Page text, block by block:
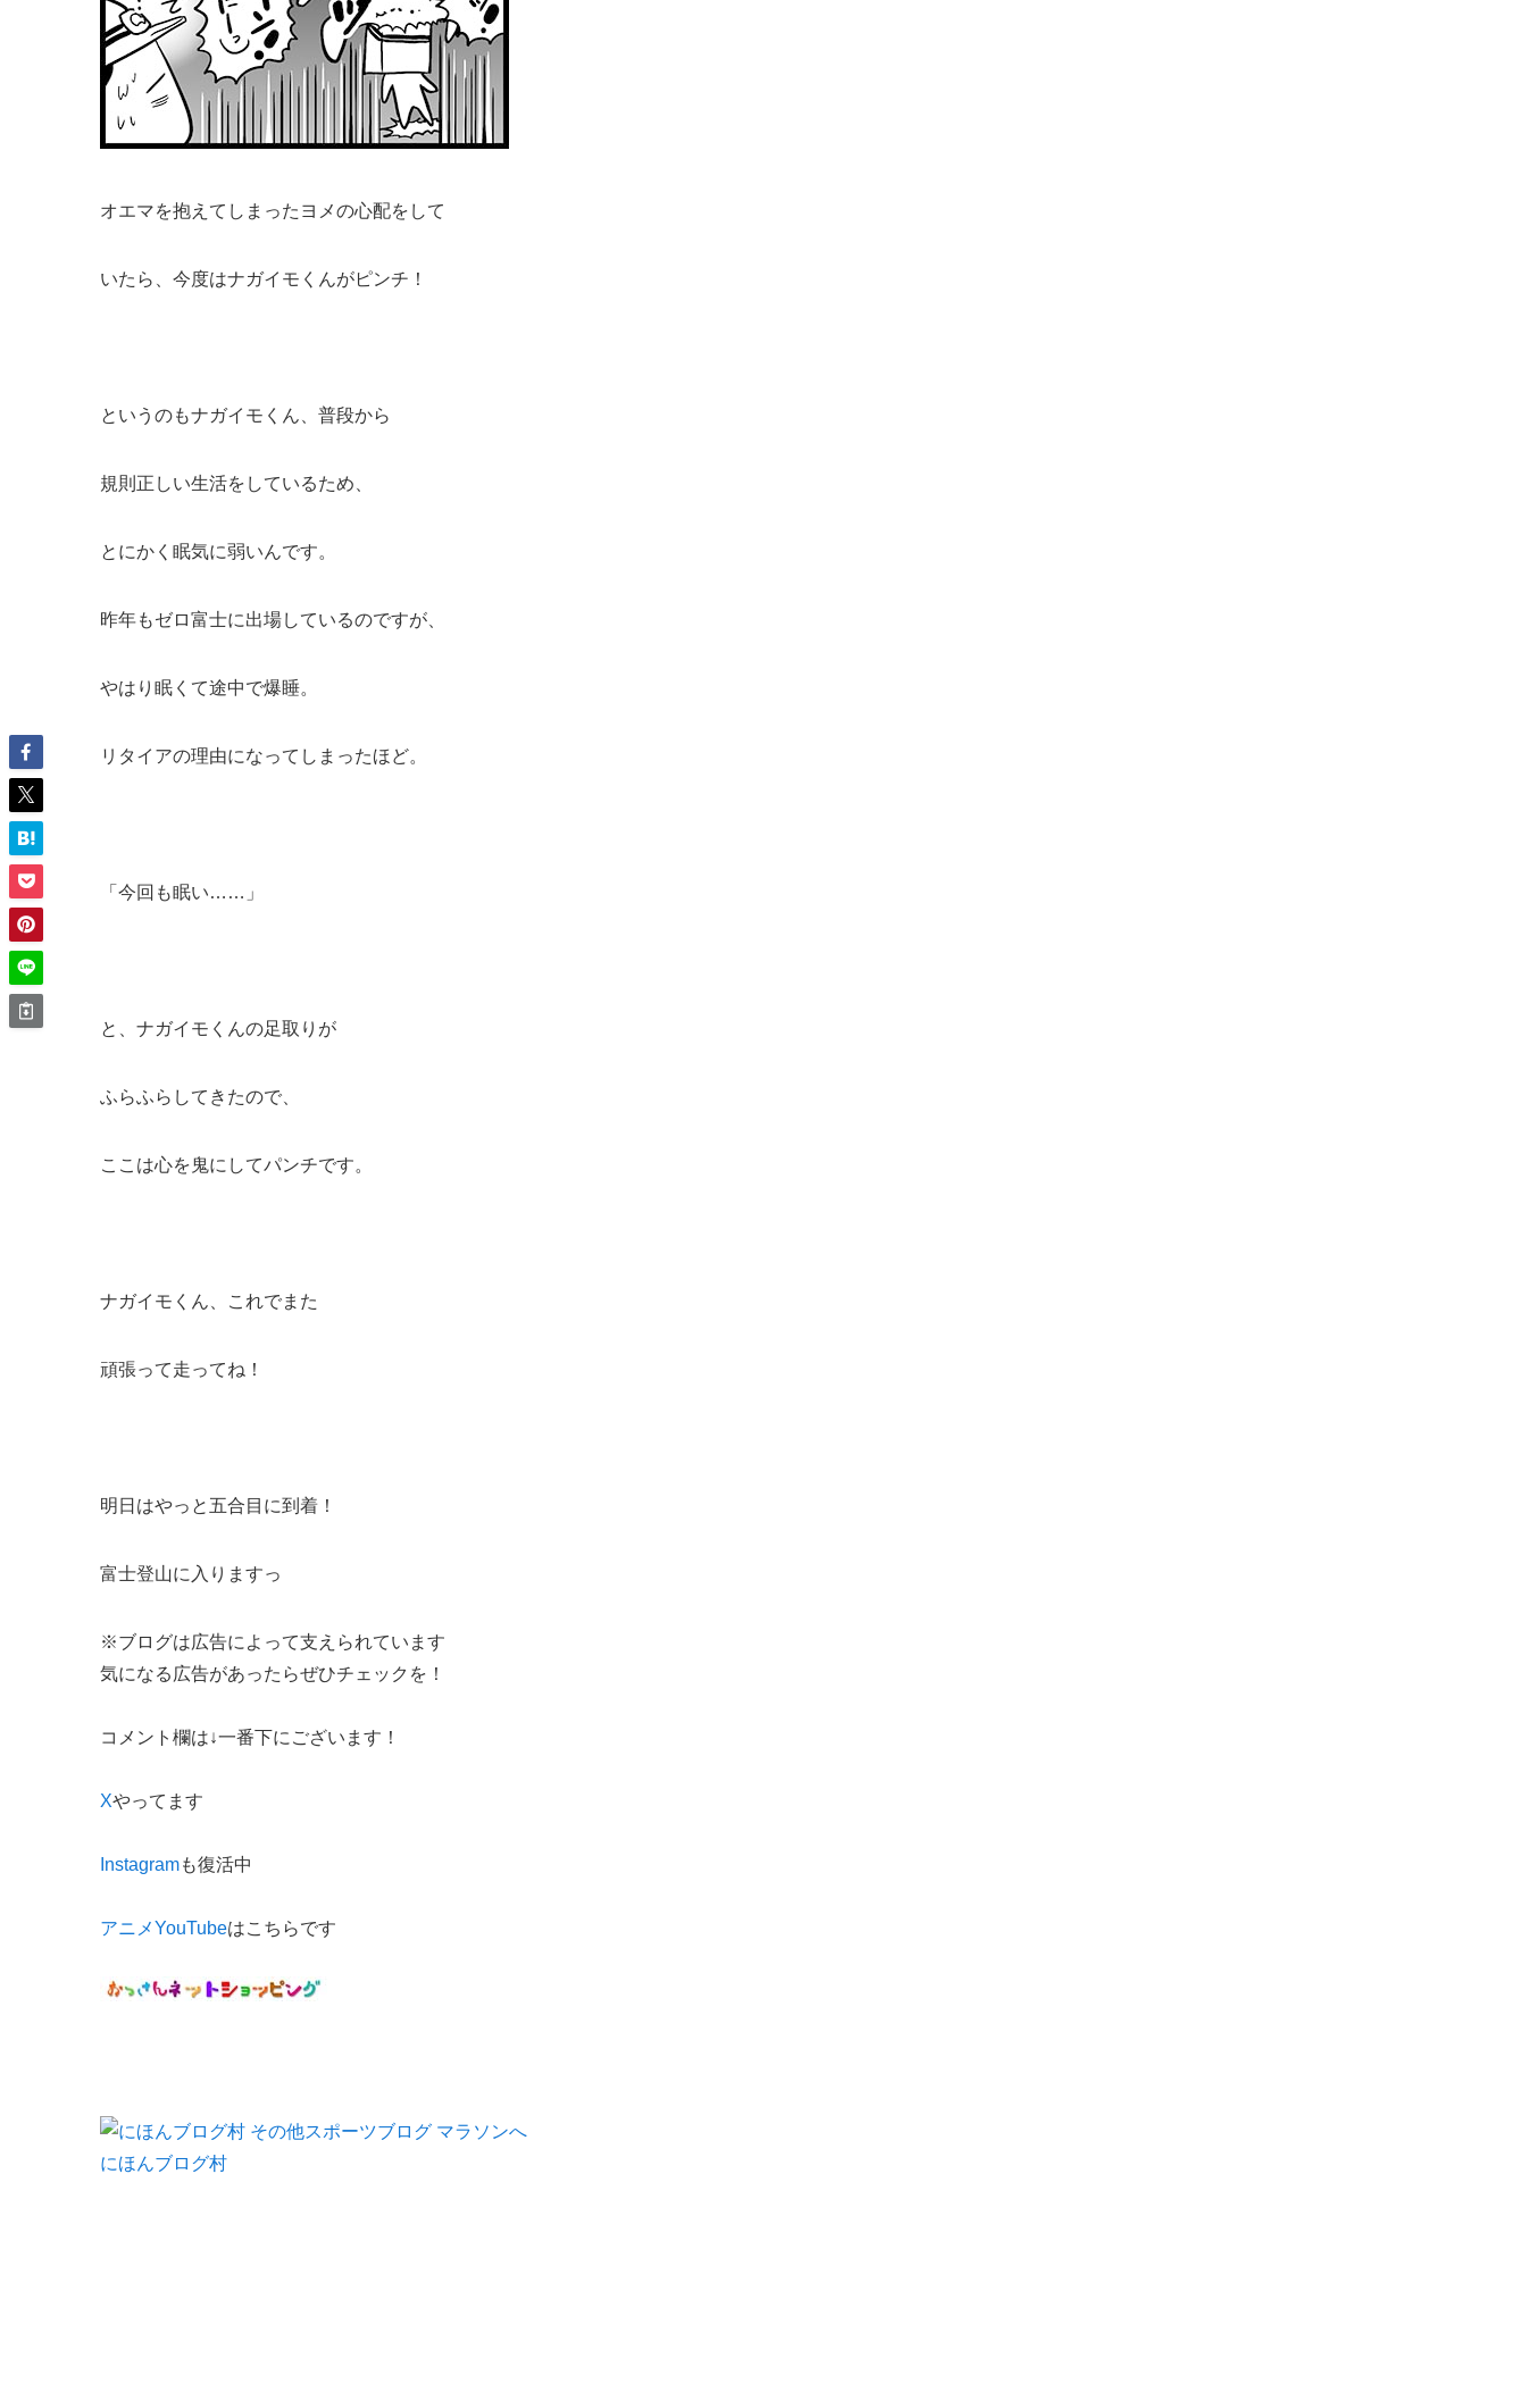
オエマを抱えてしまったヨメの心配をして
いたら、今度はナガイモくんがピンチ！
というのもナガイモくん、普段から
規則正しい生活をしているため、
とにかく眠気に弱いんです。
昨年もゼロ富士に出場しているのですが、
やはり眠くて途中で爆睡。
リタイアの理由になってしまったほど。
「今回も眠い……」
と、ナガイモくんの足取りが
ふらふらしてきたので、
ここは心を鬼にしてパンチです。
ナガイモくん、これでまた
頑張って走ってね！
明日はやっと五合目に到着！
富士登山に入りますっ
※ブログは広告によって支えられています
気になる広告があったらぜひチェックを！
コメント欄は↓一番下にございます！
Xやってます
Instagramも復活中
アニメYouTubeはこちらです
にほんブログ村